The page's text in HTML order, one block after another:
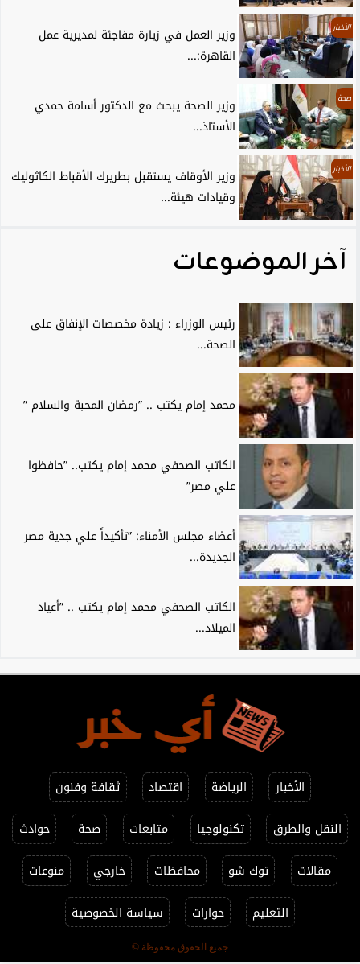
الأخبار
وزير العمل في زيارة مفاجئة لمديرية عمل
القاهرة:...
صحة
وزير الصحة يبحث مع الدكتور أسامة حمدي
الأستاذ...
الأخبار
وزير الأوقاف يستقبل بطريرك الأقباط الكاثوليك
وقيادات هيئة...
آخر الموضوعات
رئيس الوزراء : زيادة مخصصات الإنفاق على
الصحة...
محمد إمام يكتب .. ”رمضان المحبة والسلام ”
الكاتب الصحفي محمد إمام يكتب.. ”حافظوا
علي مصر”
أعضاء مجلس الأمناء: ”تأكيداً علي جدية مصر
الجديدة...
الكاتب الصحفي محمد إمام يكتب .. ”أعياد
الميلاد...
الأخبار الرياضة اقتصاد
ثقافة وفنون
النقل والطرق
تكنولوجيا متابعات صحة
حوادث
مقالات
توك شو محافظات خارجي
منوعات
التعليم
حوارات سياسة الخصوصية
جميع الحقوق محفوظة ©